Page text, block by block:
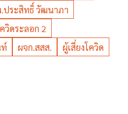
ประสิทธิ์ วัฒนาภา
วิดระลอก 2
ผจก.สสส. ผู้เสี่ยงโควิด